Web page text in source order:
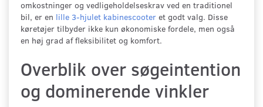
omkostninger og vedligeholdelseskrav ved en traditionel
bil, er en lille 3-hjulet kabinescooter et godt valg. Disse
køretøjer tilbyder ikke kun økonomiske fordele, men også
en høj grad af fleksibilitet og komfort.
Overblik over søgeintention
og dominerende vinkler